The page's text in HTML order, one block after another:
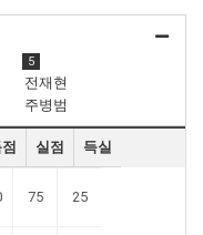
5
전재현
주병범
실점 득실
75 25